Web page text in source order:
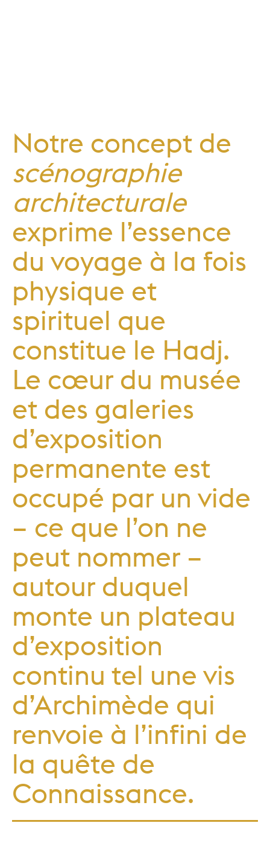
Notre concept de
scénographie
architecturale
exprime l’essence
du voyage à la fois
physique et
spirituel que
constitue le Hadj.
Le cœur du musée
et des galeries
d’exposition
permanente est
occupé par un vide
– ce que l’on ne
peut nommer –
autour duquel
monte un plateau
d’exposition
continu tel une vis
d’Archimède qui
renvoie à l’infini de
la quête de
Connaissance.